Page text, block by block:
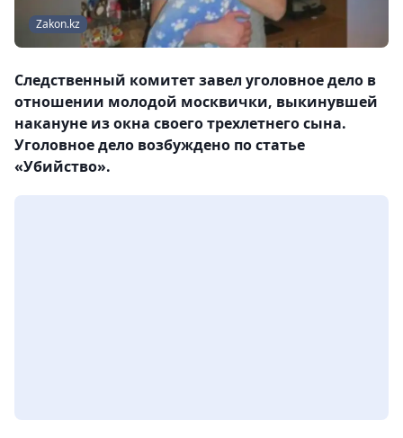
Zakon.kz
Следственный комитет завел уголовное дело в
отношении молодой москвички, выкинувшей
накануне из окна своего трехлетнего сына.
Уголовное дело возбуждено по статье
«Убийство».